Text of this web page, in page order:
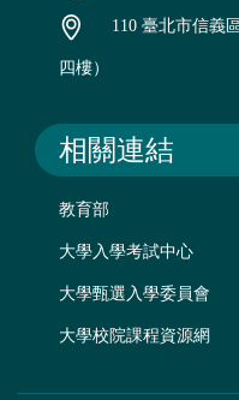
110 臺北市信義
四樓）
相關連結
教育部
大學入學考試中心
大學甄選入學委員會
大學校院課程資源網